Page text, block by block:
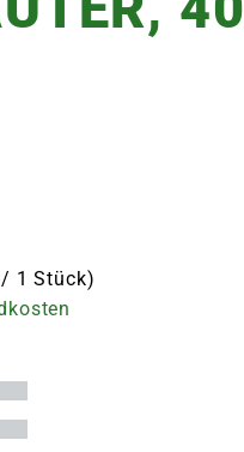
1 Stück)